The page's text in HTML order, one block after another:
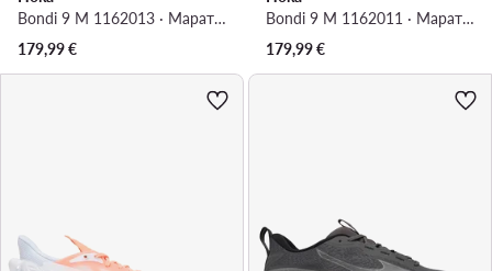
Bondi 9 M 1162013 · Маратонки за бягане
179,99€
Bondi 9 M 1162011 · Маратонки за бягане
179,99€